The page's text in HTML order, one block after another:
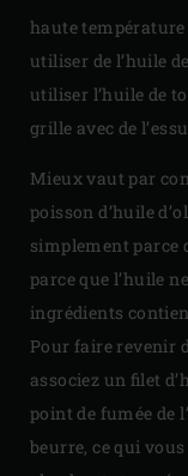
haute température
utiliser de l’huile
utiliser l’huile de
grille avec de
Mieux vaut par
poisson d’huile
simplement parce
parce que l’huile
ingrédients
Pour faire revenir
associez un filet
point de fumée de
beurre, ce qui